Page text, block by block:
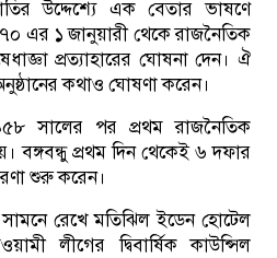
উদ্দেশ্যে এক বেতার ভাষণে
এর ১ জানুয়ারী থেকে রাজনৈতিক
প্রত্যাহারের ঘোষনা দেন। ঐ
কথাও ঘোষণা করেন।
সালের পর প্রথম রাজনৈতিক
বঙ্গবন্ধু প্রথম দিন থেকেই ৬ দফার
শুরু করেন।
সামনে রেখে মতিঝিল ইডেন হোটেল
লীগের দ্বিবার্ষিক কাউন্সিল